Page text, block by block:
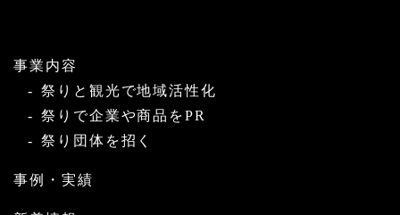
事業内容
祭りと観光で地域活性化
祭りで企業や商品をPR
祭り団体を招く
事例・実績